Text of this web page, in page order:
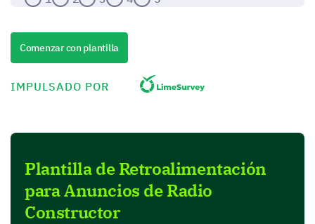
Please indicate your agreement with these
statements about the ad.
Advertisement Content and Message
Comenzar con plantilla
IMPULSADO POR
Plantilla de Retroalimentación
para Anuncios de Radio
Constructor